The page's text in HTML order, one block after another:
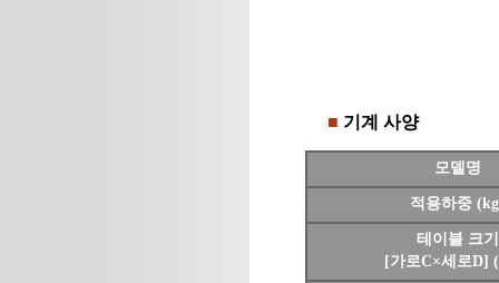
■ 기계 사양
모델명
적용하중
테이블 크기
[가로C×세로D]